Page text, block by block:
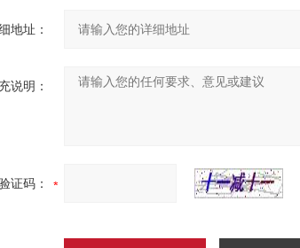
地址：
说明：
证码：